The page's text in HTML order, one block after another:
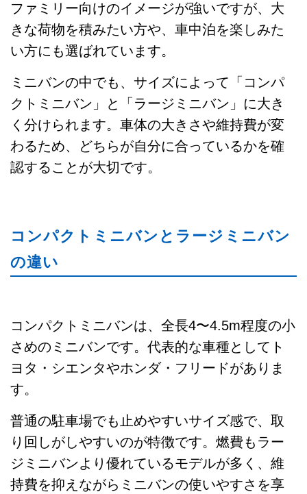
ファミリー向けのイメージが強いですが、大
きな荷物を積みたい方や、車中泊を楽しみた
い方にも選ばれています。
ミニバンの中でも、サイズによって「コンパ
クトミニバン」と「ラージミニバン」に大き
く分けられます。車体の大きさや維持費が変
わるため、どちらが自分に合っているかを確
認することが大切です。
コンパクトミニバンとラージミニバン
の違い
コンパクトミニバンは、全長4〜4.5m程度の小
さめのミニバンです。代表的な車種としてト
ヨタ・シエンタやホンダ・フリードがありま
す。
普通の駐車場でも止めやすいサイズ感で、取
り回しがしやすいのが特徴です。燃費もラー
ジミニバンより優れているモデルが多く、維
持費を抑えながらミニバンの使いやすさを享